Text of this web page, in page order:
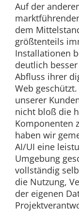
Auf der
dem
größtenteils
Installationen
deutlich
Abfluss ihrer
Web
unserer
nicht bloß die
Komponenten
haben wir
AI/UI eine
Umgebung
vollständig
die Nutzung,
der eigenen